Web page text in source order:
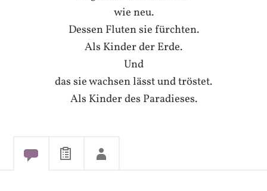
wie neu.
Dessen Fluten sie fürchten.
Als Kinder der Erde.
Und
das sie wachsen lässt und tröstet.
Als Kinder des Paradieses.